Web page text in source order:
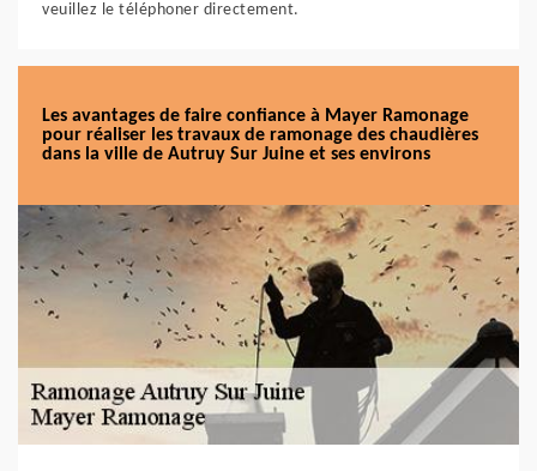
veuillez le téléphoner directement.
Les avantages de faire confiance à Mayer Ramonage
pour réaliser les travaux de ramonage des chaudières
dans la ville de Autruy Sur Juine et ses environs